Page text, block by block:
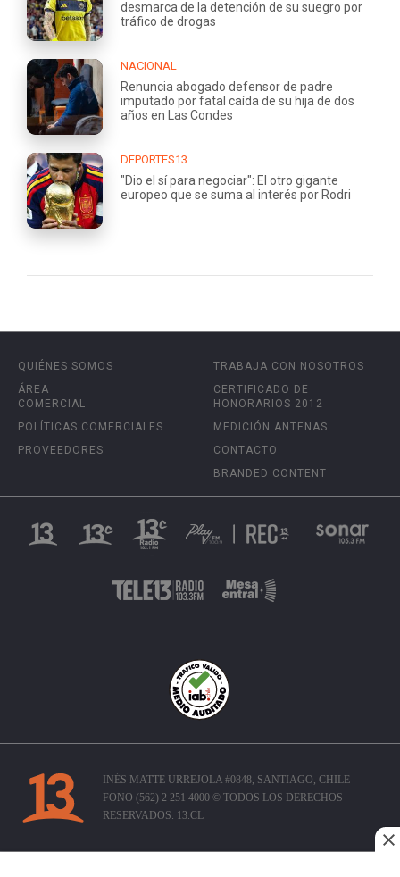
desmarca de la detención de su suegro por
tráfico de drogas
NACIONAL
Renuncia abogado defensor de padre
imputado por fatal caída de su hija de dos
años en Las Condes
DEPORTES13
"Dio el sí para negociar": El otro gigante
europeo que se suma al interés por Rodri
QUIÉNES SOMOS
ÁREA
COMERCIAL
POLÍTICAS COMERCIALES
PROVEEDORES
TRABAJA CON NOSOTROS
CERTIFICADO DE
HONORARIOS 2012
MEDICIÓN ANTENAS
CONTACTO
BRANDED CONTENT
INÉS MATTE URREJOLA #0848, SANTIAGO, CHILE
FONO (562) 2 251 4000 © TODOS LOS DERECHOS
RESERVADOS. 13.CL